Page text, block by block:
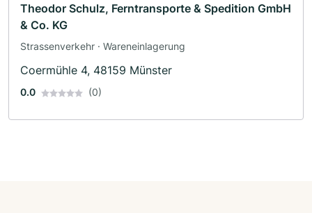
Theodor Schulz, Ferntransporte & Spedition GmbH
& Co. KG
Strassenverkehr · Wareneinlagerung
Coermühle 4, 48159 Münster
0.0 (0)